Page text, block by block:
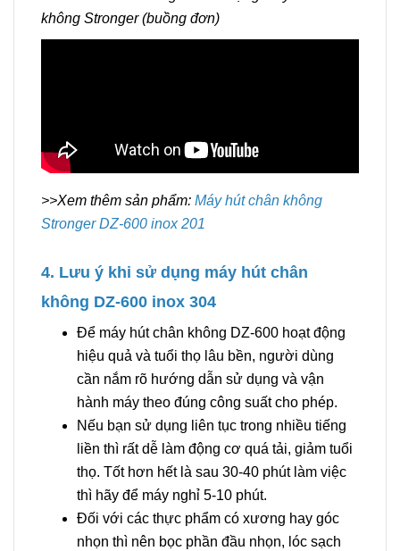
không Stronger (buồng đơn)
>>Xem thêm sản phẩm: Máy hút chân không
Stronger DZ-600 inox 201
4. Lưu ý khi sử dụng máy hút chân
không DZ-600 inox 304
Để máy hút chân không DZ-600 hoạt động
hiệu quả và tuổi thọ lâu bền, người dùng
cần nắm rõ hướng dẫn sử dụng và vận
hành máy theo đúng công suất cho phép.
Nếu bạn sử dụng liên tục trong nhiều tiếng
liền thì rất dễ làm động cơ quá tải, giảm tuổi
thọ. Tốt hơn hết là sau 30-40 phút làm việc
thì hãy để máy nghỉ 5-10 phút.
Đối với các thực phẩm có xương hay góc
nhọn thì nên bọc phần đầu nhọn, lóc sạch